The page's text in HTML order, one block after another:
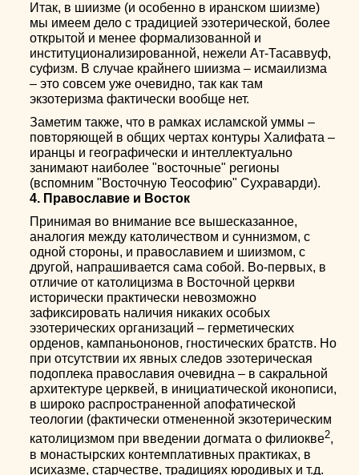
Итак, в шиизме (и особенно в иранском шиизме)
мы имеем дело с традицией эзотерической, более
открытой и менее формализованной и
институционализированной, нежели Ат-Тасаввуф,
суфизм. В случае крайнего шиизма – исмаилизма
– это совсем уже очевидно, так как там
экзотеризма фактически вообще нет.
Заметим также, что в рамках исламской уммы –
повторяющей в общих чертах контуры Халифата –
иранцы и географически и интеллектуально
занимают наиболее "восточные" регионы
(вспомним "Восточную Теософию" Сухраварди).
4. Православие и Восток
Принимая во внимание все вышесказанное,
аналогия между католичеством и суннизмом, с
одной стороны, и православием и шиизмом, с
другой, напрашивается сама собой. Во-первых, в
отличие от католицизма в Восточной церкви
исторически практически невозможно
зафиксировать наличия никаких особых
эзотерических организаций – герметических
орденов, кампаньононов, гностических братств. Но
при отсутствии их явных следов эзотерическая
подоплека православия очевидна – в сакральной
архитектуре церквей, в инициатической иконописи,
в широко распространенной апофатической
теологии (фактически отмененной экзотерическим
католицизмом при введении догмата о филиокве2,
в монастырских контемплативных практиках, в
исихазме, старчестве, традициях юродивых и т.д.